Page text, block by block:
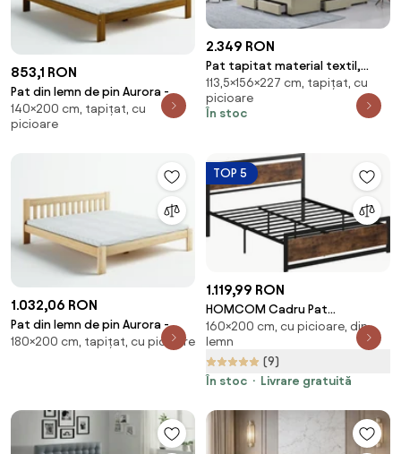
853,1 RON
Pat din lemn de pin Aurora -
Culoarea Stejar: Stejar 140x200
140×200 cm, tapițat, cu
picioare
2.349 RON
Pat tapitat material textil,
cadru lemn, 4 sertare
depozitare, suport saltea
inclus, 140x200, Bej
113,5×156×227 cm, tapițat, cu
picioare
În stoc
1.032,06 RON
Pat din lemn de pin Aurora -
Culoarea - Pin natural: Pin
180×200 cm, tapițat, cu picioare
TOP 5
1.119,99 RON
HOMCOM Cadru Pat
Matrimonial din Lemn si Otel
160x200cm, Sipci Integrate si
Tetiera in Stil Industrial, Negru
Maro Rustic
160×200 cm, cu picioare, din
lemn
(9)
În stoc
Livrare gratuită